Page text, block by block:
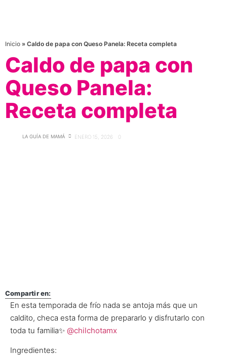
Inicio » Caldo de papa con Queso Panela: Receta completa
Caldo de papa con
Queso Panela:
Receta completa
LA GUÍA DE MAMÁ ENERO 15, 2026 0
Compartir en:
En esta temporada de frío nada se antoja más que un
caldito, checa esta forma de prepararlo y disfrutarlo con
toda tu familia✨ @chilchotamx
Ingredientes: